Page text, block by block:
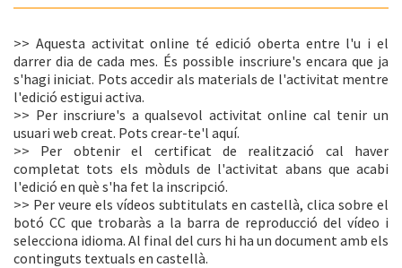
>> Aquesta activitat online té edició oberta entre l'u i el
darrer dia de cada mes. És possible inscriure's encara que ja
s'hagi iniciat. Pots accedir als materials de l'activitat mentre
l'edició estigui activa.
>> Per inscriure's a qualsevol activitat online cal tenir un
usuari web creat. Pots crear-te'l aquí.
>> Per obtenir el certificat de realització cal haver
completat tots els mòduls de l'activitat abans que acabi
l'edició en què s'ha fet la inscripció.
>> Per veure els vídeos subtitulats en castellà, clica sobre el
botó CC que trobaràs a la barra de reproducció del vídeo i
selecciona idioma. Al final del curs hi ha un document amb els
continguts textuals en castellà.